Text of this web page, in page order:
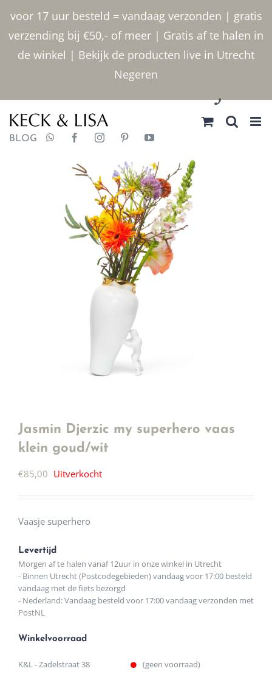
voor 17 uur besteld = vandaag verzonden | gratis
verzending bij €50,- of meer | Gratis af te halen in
de winkel | Bekijk de producten live in Utrecht
Negeren
inhoud
030 2400000
BLOG
Jasmin Djerzic my superhero vaas
klein goud/wit
€85,00 Uitverkocht
Vaasje superhero
Levertijd
Morgen af te halen vanaf 12uur in onze winkel in Utrecht
- Binnen Utrecht (Postcodegebieden) vandaag voor 17:00 besteld
vandaag met de fiets bezorgd
- Nederland: Vandaag besteld voor 17:00 vandaag verzonden met
PostNL
Winkelvoorraad
K&L - Zadelstraat 38 (geen voorraad)